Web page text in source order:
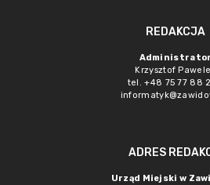
REDAKCJA
Administrator
Krzysztof
tel. +48 75 77 88
ADRES
Urząd Miejski w